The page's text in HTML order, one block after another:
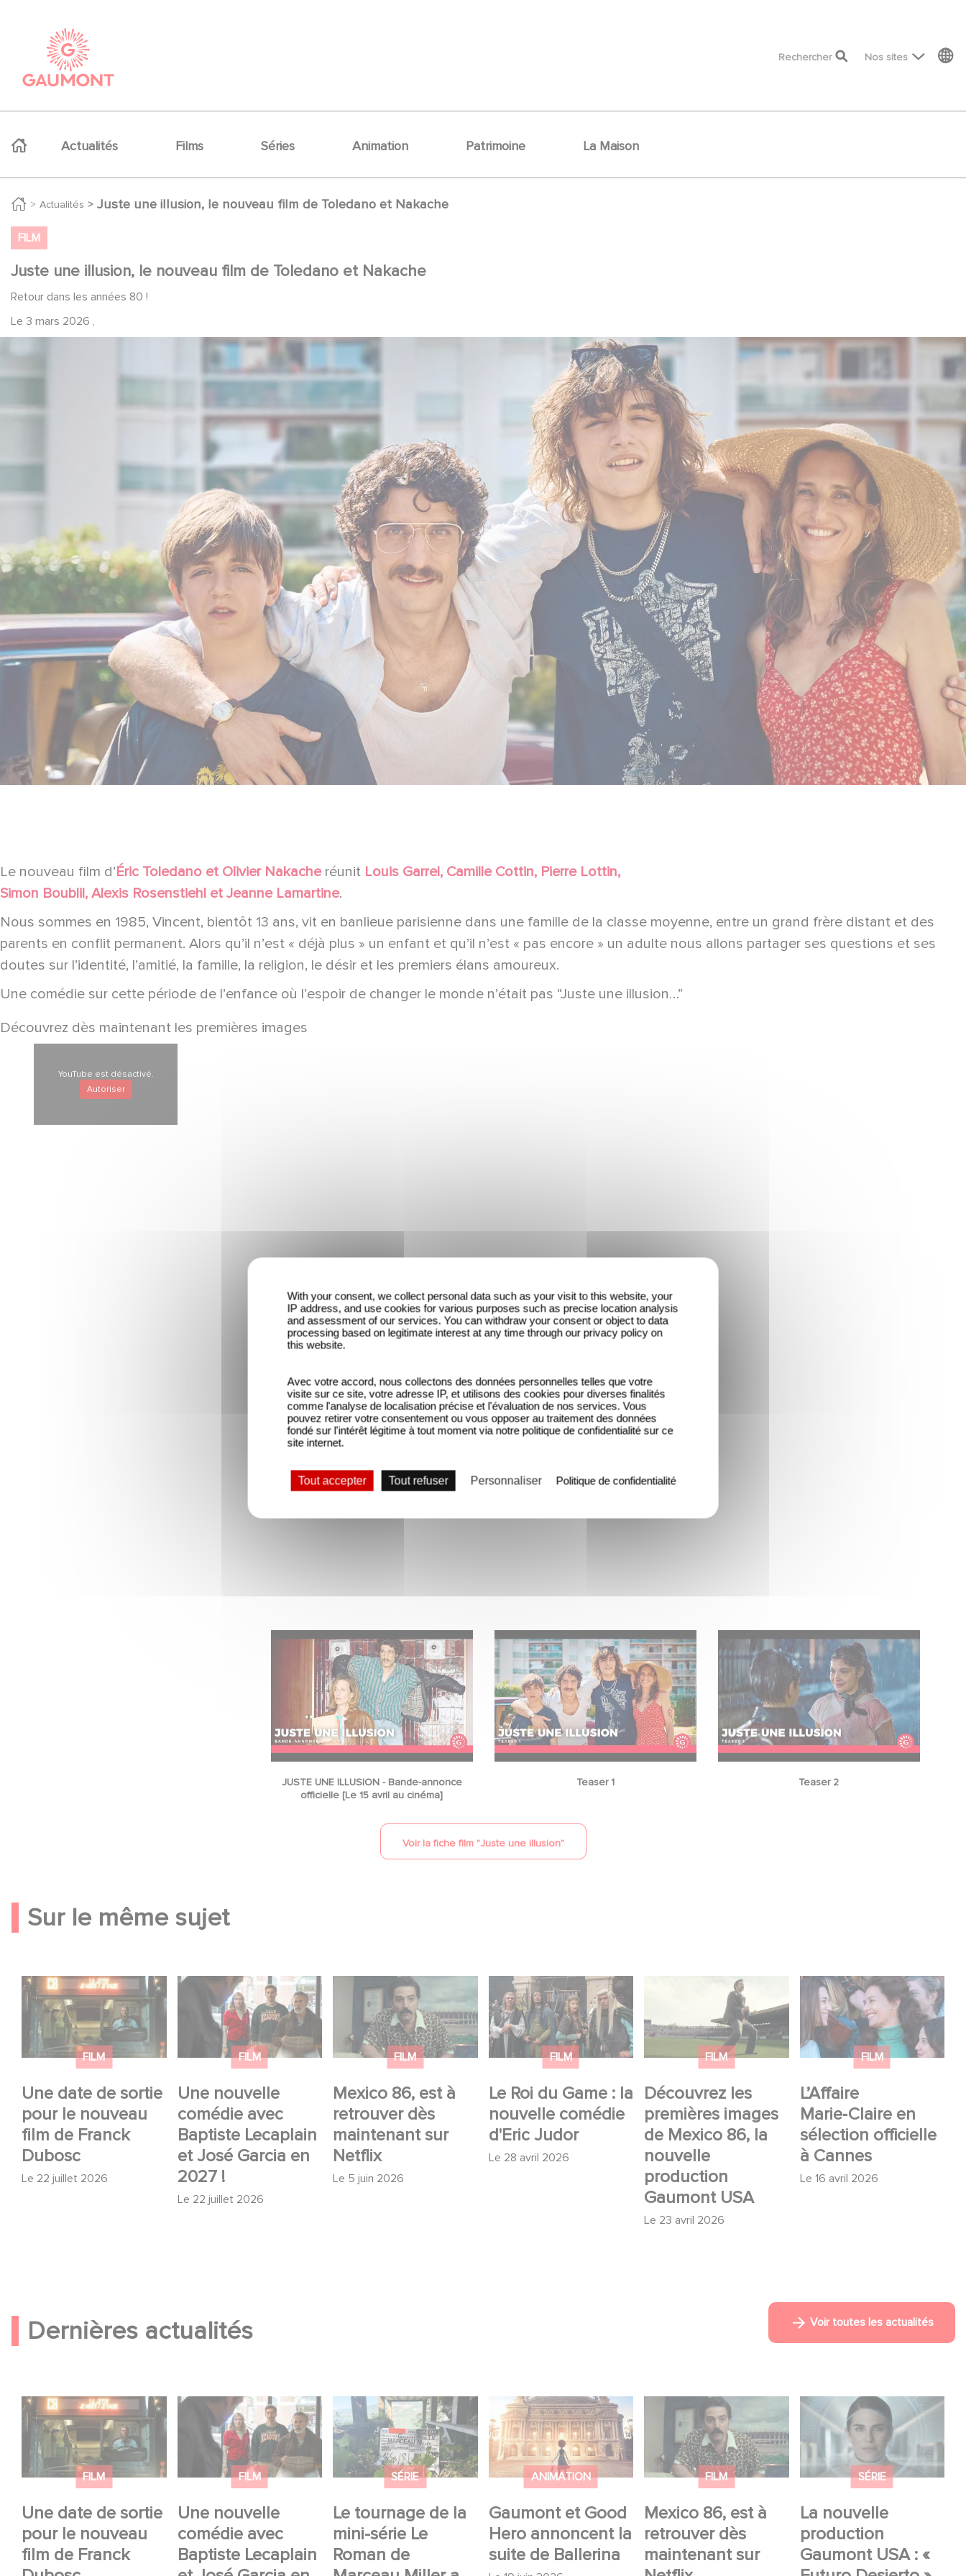
top menu
Rechercher Nos sites
Actualités Films Séries Animation Patrimoine La Maison
Actualités Juste une illusion, le nouveau film de Toledano et Nakache
FILM
Juste une illusion, le nouveau film de Toledano et Nakache
Retour dans les années 80 !
Le 3 mars 2026 ,
Le nouveau film d’Éric Toledano et Olivier Nakacheréunit Louis Garrel, Camille Cottin, Pierre Lottin,
Simon Boublil, Alexis Rosenstiehl et Jeanne Lamartine.
Nous sommes en 1985, Vincent, bientôt 13 ans, vit en banlieue parisienne dans une famille de la classe moyenne, entre un grand frère distant et des
parents en conflit permanent. Alors qu’il n’est « déjà plus » un enfant et qu’il n’est « pas encore » un adulte nous allons partager ses questions et ses
doutes sur l’identité, l’amitié, la famille, la religion, le désir et les premiers élans amoureux.
Une comédie sur cette période de l’enfance où l’espoir de changer le monde n’était pas “Juste une illusion…”
Découvrez dès maintenant les premières images
YouTube est désactivé.
Autoriser
YouTube est désactivé.
Autoriser
YouTube est désactivé.
Autoriser
JUSTE UNE ILLUSION - Bande-annonce
officielle [Le 15 avril au cinéma]
Teaser 1 Teaser 2
Voir la fiche film "Juste une illusion"
Sur le même sujet
FILM
Une date de sortie
pour le nouveau
film de Franck
Dubosc
Le 22 juillet 2026
Une date de sortie
pour le nouveau film
de Franck Dubosc
FILM
Une nouvelle
comédie avec
Baptiste Lecaplain
et José Garcia en
2027 !
Le 22 juillet 2026
Une nouvelle comédie
avec Baptiste
Lecaplain et José
Garcia en 2027 !
FILM
Mexico 86, est à
retrouver dès
maintenant sur
Netflix
Le 5 juin 2026
Mexico 86, est à
retrouver dès
maintenant sur Netflix
FILM
Le Roi du Game : la
nouvelle comédie
d'Eric Judor
Le 28 avril 2026
Le Roi du Game : la
nouvelle comédie
d'Eric Judor
FILM
Découvrez les
premières images
de Mexico 86, la
nouvelle
production
Gaumont USA
Le 23 avril 2026
Découvrez les
premières images de
Mexico 86, la nouvelle
production Gaumont
FILM
L’Affaire
Marie‑Claire en
sélection officielle
à Cannes
Le 16 avril 2026
L’Affaire Marie‑Claire
en sélection officielle à
Cannes
Dernières actualités Voir toutes les actualités
FILM
Une date de sortie
pour le nouveau
film de Franck
Une date de sortie
pour le nouveau film
de Franck Dubosc
FILM
Une nouvelle
comédie avec
Baptiste Lecaplain
Une nouvelle comédie
avec Baptiste
Lecaplain et José
Garcia en 2027 !
SÉRIE
Le tournage de la
mini-série Le
Roman de
Le tournage de la
mini-série Le Roman
de Marceau Miller a
débuté
ANIMATION
Gaumont et Good
Hero annoncent la
suite de Ballerina
Gaumont et Good
Hero annoncent la
suite de Ballerina
FILM
Mexico 86, est à
retrouver dès
maintenant sur
Mexico 86, est à
retrouver dès
maintenant sur Netflix
SÉRIE
La nouvelle
production
Gaumont USA : «
La nouvelle
production Gaumont
USA : « Futuro
Desierto »
With your consent, we collect personal data such as your visit to this website, your
IP address, and use cookies for various purposes such as precise location analysis
and assessment of our services. You can withdraw your consent or object to data
processing based on legitimate interest at any time through our privacy policy on
this website.
Avec votre accord, nous collectons des données personnelles telles que votre
visite sur ce site, votre adresse IP, et utilisons des cookies pour diverses finalités
comme l'analyse de localisation précise et l'évaluation de nos services. Vous
pouvez retirer votre consentement ou vous opposer au traitement des données
fondé sur l'intérêt légitime à tout moment via notre politique de confidentialité sur ce
site internet.
Tout accepter Tout refuser Personnaliser Politique de confidentialité